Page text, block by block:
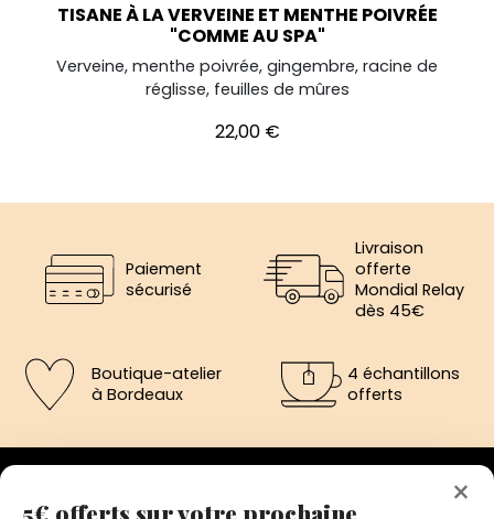
TISANE À LA VERVEINE ET MENTHE POIVRÉE
"COMME AU SPA"
Verveine, menthe poivrée, gingembre, racine de
réglisse, feuilles de mûres
Prix
22,00 €
Paiement
sécurisé
Livraison
offerte
Mondial Relay
dès 45€
Boutique-atelier
à Bordeaux
4 échantillons
offerts
×
5€ offerts sur votre prochaine